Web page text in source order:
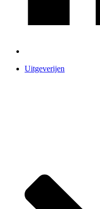
Uitgeverijen